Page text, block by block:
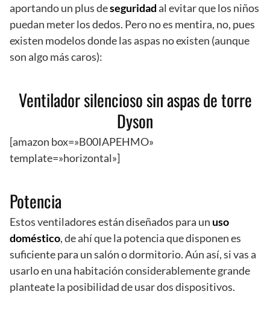
aportando un plus deseguridadal evitar que los niños
puedan meter los dedos. Pero no es mentira, no, pues
existen modelos donde las aspas no existen (aunque
son algo más caros):
Ventilador silencioso sin aspas de torre
Dyson
[amazon box=»B00IAPEHMO»
template=»horizontal»]
Potencia
Estos ventiladores están diseñados para un uso
doméstico, de ahí que la potencia que disponen es
suficiente para un salón o dormitorio. Aún así, si vas a
usarlo en una habitación considerablemente grande
planteate la posibilidad de usar dos dispositivos.